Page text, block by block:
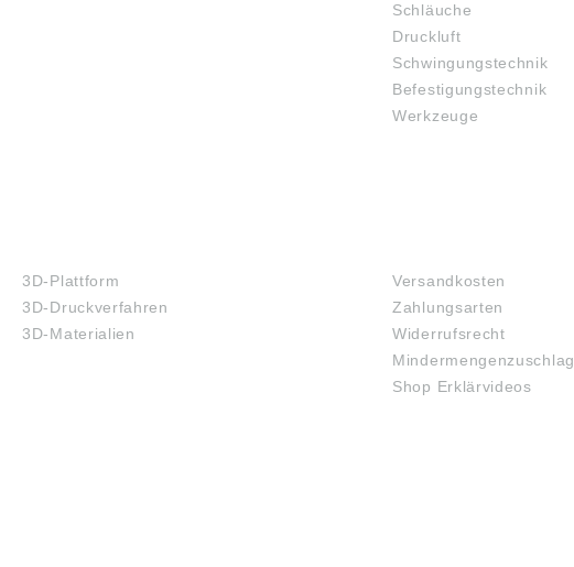
Schläuche
Druckluft
Schwingungstechnik
Befestigungstechnik
Werkzeuge
3D-Plattform
3D-Druckverfahren
3D-Materialien
Versandkosten
Zahlungsarten
Widerrufsrecht
Mindermengenzuschlag
Shop Erklärvideos